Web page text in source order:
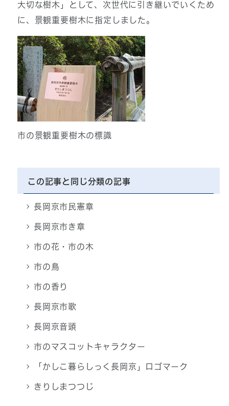
大切な樹木」として、次世代に引き継いでいくため
に、景観重要樹木に指定しました。
市の景観重要樹木の標識
この記事と同じ分類の記事
長岡京市民憲章
長岡京市き章
市の花・市の木
市の鳥
市の香り
長岡京市歌
長岡京音頭
市のマスコットキャラクター
「かしこ暮らしっく長岡京」ロゴマーク
きりしまつつじ